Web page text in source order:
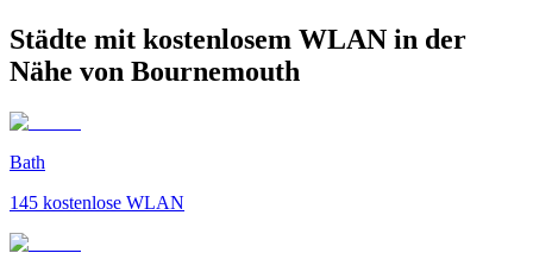
Städte mit kostenlosem WLAN in der
Nähe von Bournemouth
Bath
145 kostenlose WLAN